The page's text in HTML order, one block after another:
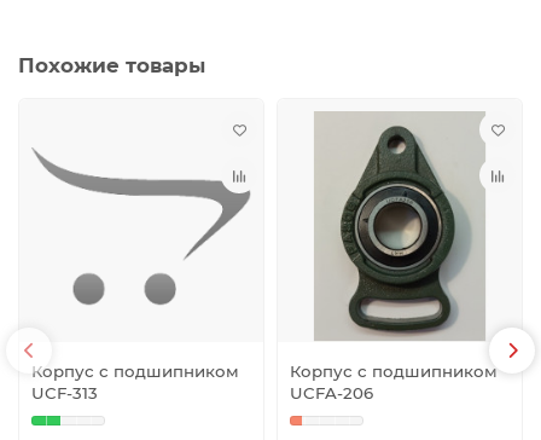
Похожие товары
Корпус с подшипником
UCF-313
Корпус с подшипником
UCFA-206